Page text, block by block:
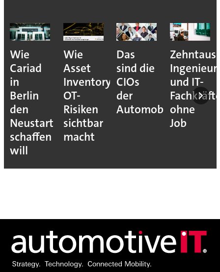
Wie
Cariad
in
Berlin
den
Neustart
schaffen
will
Wie
Asset
Inventory
OT-
Risiken
sichtbar
macht
Das
sind die
CIOs
der
Automobilindustrie
und IT-
ohne
Job